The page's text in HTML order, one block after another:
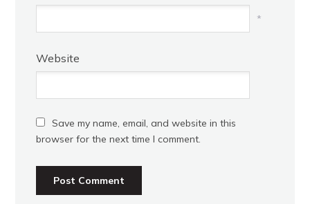
*
Website
Save my name, email, and website in this
browser for the next time I comment.